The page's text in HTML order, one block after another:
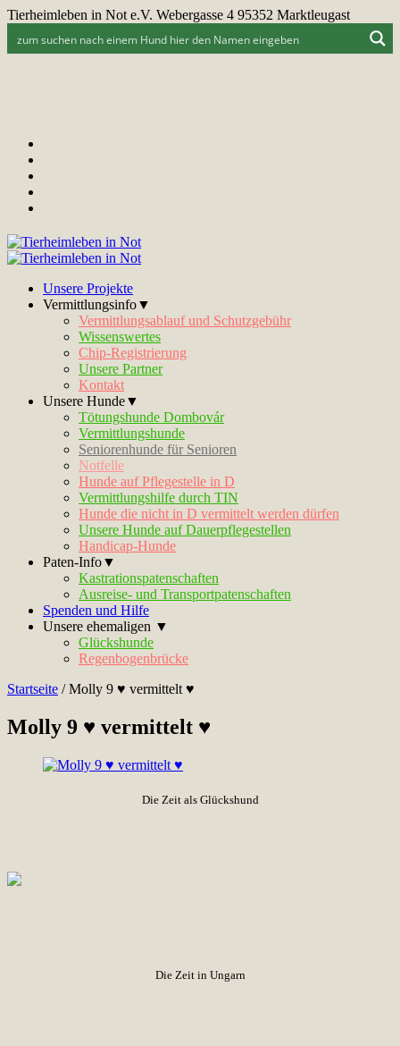
Tierheimleben in Not e.V. Webergasse 4 95352 Marktleugast
Unsere Projekte
Vermittlungsinfo▼
Vermittlungsablauf und Schutzgebühr
Wissenswertes
Chip-Registrierung
Unsere Partner
Kontakt
Unsere Hunde▼
Tötungshunde Dombovár
Vermittlungshunde
Seniorenhunde für Senioren
Notfelle
Hunde auf Pflegestelle in D
Vermittlungshilfe durch TIN
Hunde die nicht in D vermittelt werden dürfen
Unsere Hunde auf Dauerpflegestellen
Handicap-Hunde
Paten-Info▼
Kastrationspatenschaften
Ausreise- und Transportpatenschaften
Spenden und Hilfe
Unsere ehemaligen ▼
Glückshunde
Regenbogenbrücke
Startseite /Molly 9 ♥ vermittelt ♥
Molly 9 ♥ vermittelt ♥
Die Zeit als Glückshund
Die Zeit in Ungarn